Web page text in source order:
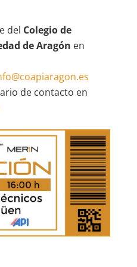
del Colegio de
de Aragón en
de contacto en